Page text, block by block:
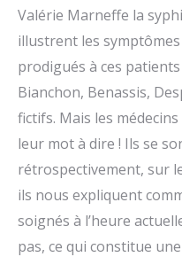
Valérie Marneffe la
illustrent les
prodigués à ces
Bianchon, Benassis,
fictifs. Mais les
leur mot à dire ! Ils se
rétrospectivement, sur
ils nous expliquent
soignés à l’heure
pas, ce qui constitue